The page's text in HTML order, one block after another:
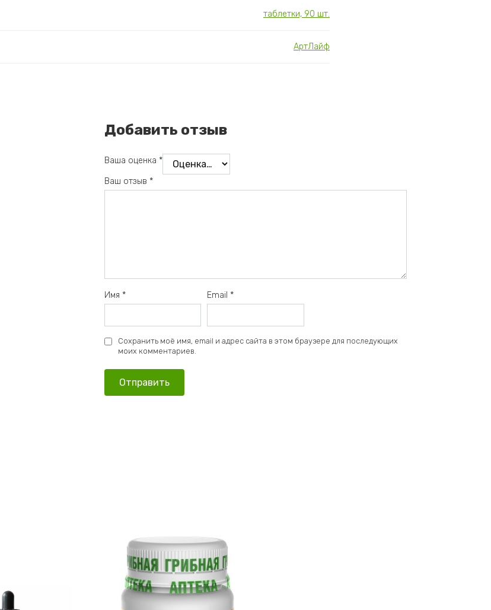
таблетки, 90 шт.
АртЛайф
Добавить отзыв
Ваша оценка *
Ваш отзыв *
Имя * Email *
Сохранить моё имя, email и адрес сайта в этом браузере для последующих
моих комментариев.